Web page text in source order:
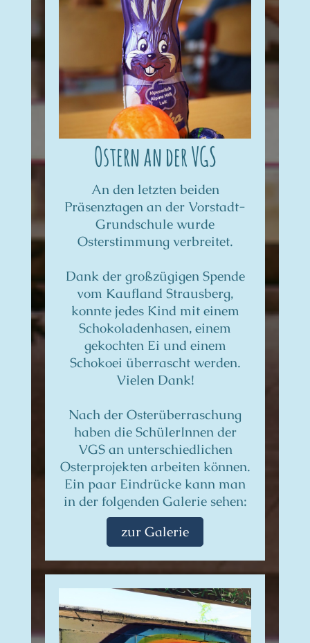
Ostern an der VGS
An den letzten beiden
Präsenztagen an der Vorstadt-
Grundschule wurde
Osterstimmung verbreitet.
Dank der großzügigen Spende
vom Kaufland Strausberg,
konnte jedes Kind mit einem
Schokoladenhasen, einem
gekochten Ei und einem
Schokoei überrascht werden.
Vielen Dank!
Nach der Osterüberraschung
haben die SchülerInnen der
VGS an unterschiedlichen
Osterprojekten arbeiten können.
Ein paar Eindrücke kann man
in der folgenden Galerie sehen:
zur Galerie